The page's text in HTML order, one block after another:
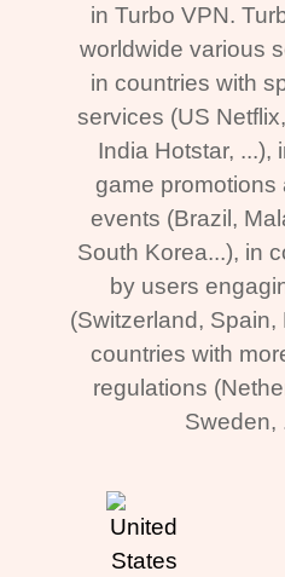
in Turbo VPN.
worldwide various
in countries with
services (US
India Hotstar, ...),
game promotions
events (Brazil,
South Korea...), in
by users
(Switzerland, Spain,
countries with
regulations
Sweden,